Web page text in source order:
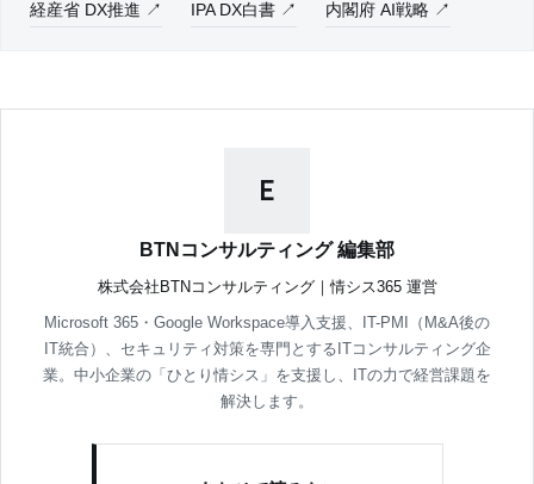
経産省 DX推進 ↗ IPA DX白書 ↗ 内閣府 AI戦略 ↗
E
BTNコンサルティング 編集部
株式会社BTNコンサルティング｜情シス365 運営
Microsoft 365・Google Workspace導入支援、IT-PMI（M&A後の
IT統合）、セキュリティ対策を専門とするITコンサルティング企
業。中小企業の「ひとり情シス」を支援し、ITの力で経営課題を
解決します。